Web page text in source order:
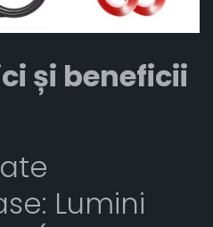
și beneficii
Lumini